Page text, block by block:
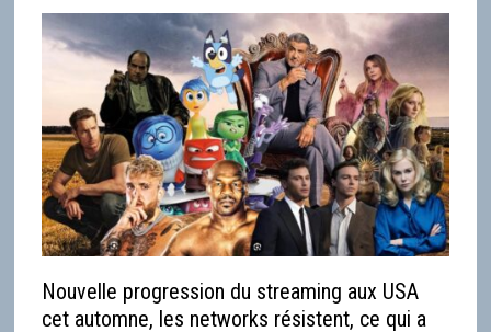
Nouvelle progression du streaming aux USA
cet automne, les networks résistent, ce qui a